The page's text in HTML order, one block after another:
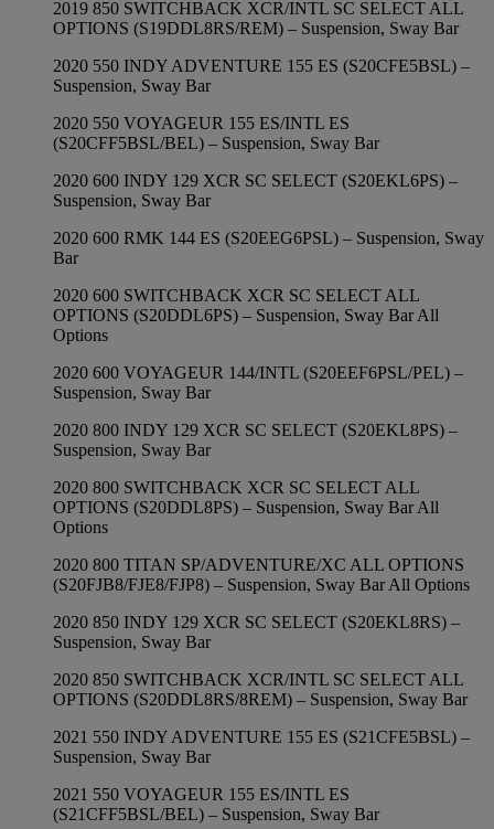
2019 850 SWITCHBACK XCR/INTL SC SELECT ALL
OPTIONS (S19DDL8RS/REM) – Suspension, Sway Bar
2020 550 INDY ADVENTURE 155 ES (S20CFE5BSL) –
Suspension, Sway Bar
2020 550 VOYAGEUR 155 ES/INTL ES
(S20CFF5BSL/BEL) – Suspension, Sway Bar
2020 600 INDY 129 XCR SC SELECT (S20EKL6PS) –
Suspension, Sway Bar
2020 600 RMK 144 ES (S20EEG6PSL) – Suspension, Sway
Bar
2020 600 SWITCHBACK XCR SC SELECT ALL
OPTIONS (S20DDL6PS) – Suspension, Sway Bar All
Options
2020 600 VOYAGEUR 144/INTL (S20EEF6PSL/PEL) –
Suspension, Sway Bar
2020 800 INDY 129 XCR SC SELECT (S20EKL8PS) –
Suspension, Sway Bar
2020 800 SWITCHBACK XCR SC SELECT ALL
OPTIONS (S20DDL8PS) – Suspension, Sway Bar All
Options
2020 800 TITAN SP/ADVENTURE/XC ALL OPTIONS
(S20FJB8/FJE8/FJP8) – Suspension, Sway Bar All Options
2020 850 INDY 129 XCR SC SELECT (S20EKL8RS) –
Suspension, Sway Bar
2020 850 SWITCHBACK XCR/INTL SC SELECT ALL
OPTIONS (S20DDL8RS/8REM) – Suspension, Sway Bar
2021 550 INDY ADVENTURE 155 ES (S21CFE5BSL) –
Suspension, Sway Bar
2021 550 VOYAGEUR 155 ES/INTL ES
(S21CFF5BSL/BEL) – Suspension, Sway Bar